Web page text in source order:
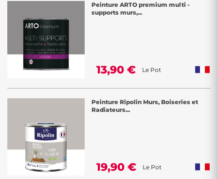
Peinture ARTO premium multi -
supports murs,...
13,90 € Le Pot
Peinture Ripolin Murs, Boiseries et
Radiateurs...
19,90 € Le Pot